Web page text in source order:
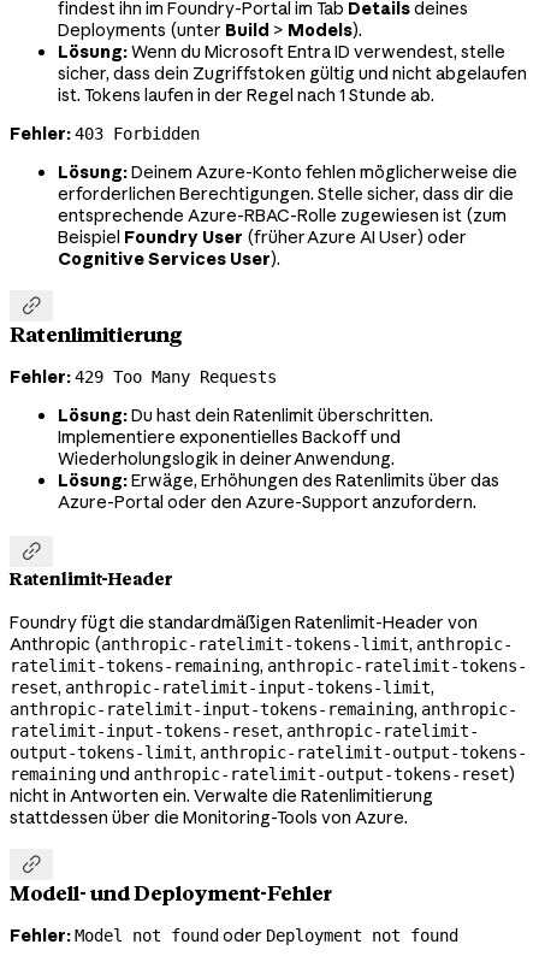
findest ihn im Foundry-Portal im Tab Detailsdeines
Deployments (unter Build > Models).
Lösung:Wenn du Microsoft Entra ID verwendest, stelle
sicher, dass dein Zugriffstoken gültig und nicht abgelaufen
ist. Tokens laufen in der Regel nach 1 Stunde ab.
Fehler:403 Forbidden
Lösung:Deinem Azure-Konto fehlen möglicherweise die
erforderlichen Berechtigungen. Stelle sicher, dass dir die
entsprechende Azure-RBAC-Rolle zugewiesen ist (zum
Beispiel Foundry User (früher Azure AI User) oder
Cognitive Services User).

Ratenlimitierung
Fehler:429 Too Many Requests
Lösung:Du hast dein Ratenlimit überschritten.
Implementiere exponentielles Backoff und
Wiederholungslogik in deiner Anwendung.
Lösung:Erwäge, Erhöhungen des Ratenlimits über das
Azure-Portal oder den Azure-Support anzufordern.

Ratenlimit-Header
Foundry fügt die standardmäßigen Ratenlimit-Header von
Anthropic (anthropic-ratelimit-tokens-limit, anthropic-
ratelimit-tokens-remaining, anthropic-ratelimit-tokens-
reset, anthropic-ratelimit-input-tokens-limit,
anthropic-ratelimit-input-tokens-remaining, anthropic-
ratelimit-input-tokens-reset, anthropic-ratelimit-
output-tokens-limit, anthropic-ratelimit-output-tokens-
remainingund anthropic-ratelimit-output-tokens-reset)
nicht in Antworten ein. Verwalte die Ratenlimitierung
stattdessen über die Monitoring-Tools von Azure.

Modell- und Deployment-Fehler
Fehler:Model not found oder Deployment not found